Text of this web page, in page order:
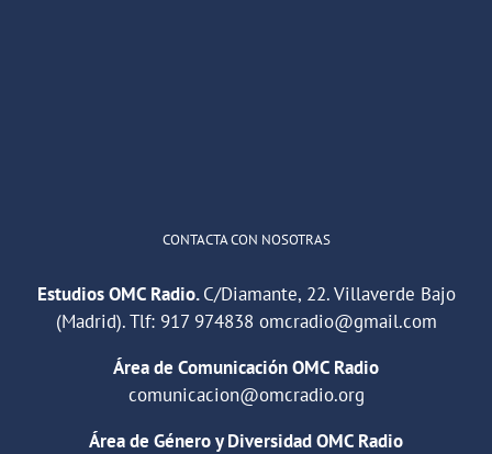
CONTACTA CON NOSOTRAS
Estudios OMC Radio.C/Diamante, 22. Villaverde Bajo
(Madrid). Tlf: 917 974838 omcradio@gmail.com
Área de Comunicación OMC Radio
comunicacion@omcradio.org
Área de Género y Diversidad OMC Radio